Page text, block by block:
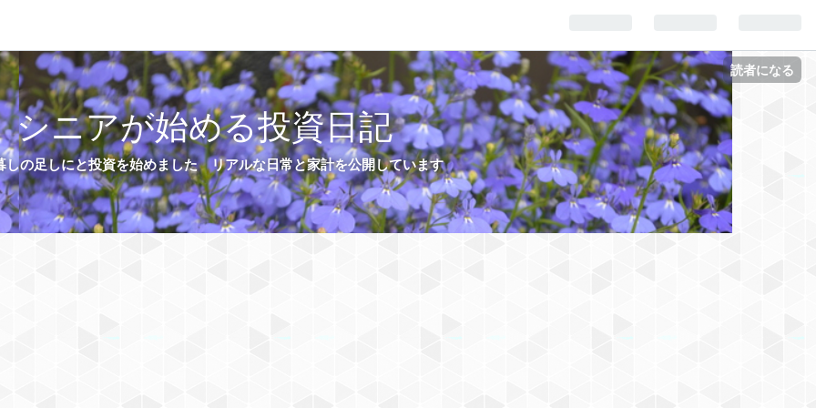
読者になる
シニアが始める投資日記
しの足しにと投資を始めました リアルな日常と家計を公開しています